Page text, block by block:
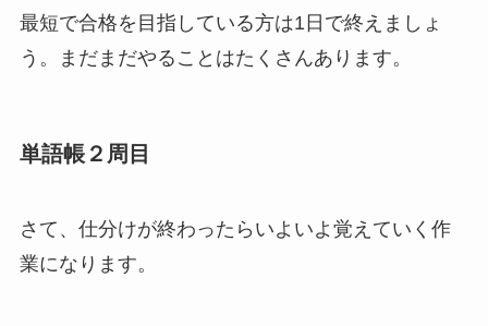
最短で合格を目指している方は1日で終えましょ
う。まだまだやることはたくさんあります。
単語帳２周目
さて、仕分けが終わったらいよいよ覚えていく作
業になります。